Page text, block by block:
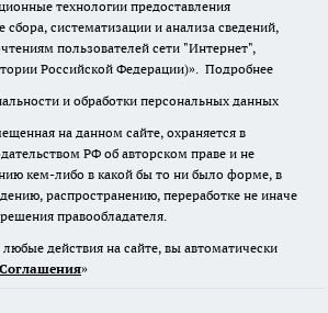
технологии предоставления
систематизации и анализа сведений,
пользователей сети "Интернет",
Российской Федерации)». Подробнее
и обработки персональных данных
на данном сайте, охраняется в
РФ об авторском праве и не
кем-либо в какой бы то ни было форме, в
распространению, переработке не иначе
правообладателя.
действия на сайте, вы автоматически
Cоглашения»